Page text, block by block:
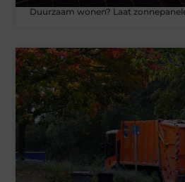
Duurzaam wonen? Laat